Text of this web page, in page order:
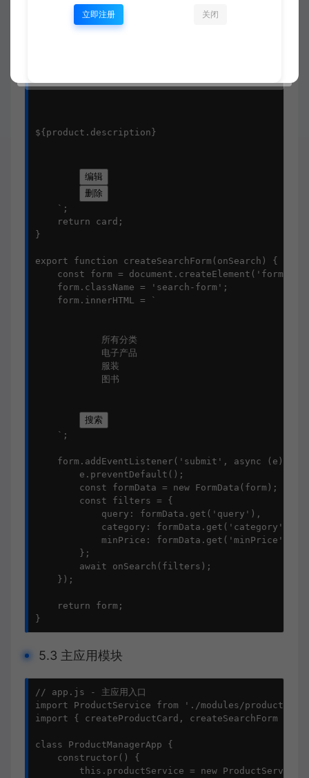
¥${product.price}
${product.description}
编辑
删除
    `;
    return card;
}
export function createSearchForm(onSearch) {
    const form = document.createElement('form');
    form.className = 'search-form';
    form.innerHTML = `
            所有分类
            电子产品
            服装
            图书
搜索
    `;
form.addEventListener('submit', async (e) =>
        e.preventDefault();
        const formData = new FormData(form);
        const filters = {
            query: formData.get('query'),
category: formData.get('category') ||
minPrice: formData.get('minPrice') ?
        };
        await onSearch(filters);
    });
    return form;
}
5.3 主应用模块
// app.js - 主应用入口
import ProductService from './modules/
import { createProductCard, createSearchForm }
class ProductManagerApp {
    constructor() {
this.productService = new
立即注册 关闭